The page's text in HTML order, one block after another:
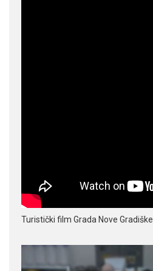
Turistički film Grada Nove Gradiške